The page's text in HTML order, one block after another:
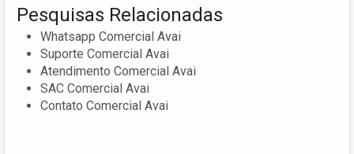
Pesquisas Relacionadas
Whatsapp Comercial Avai
Suporte Comercial Avai
Atendimento Comercial Avai
SAC Comercial Avai
Contato Comercial Avai